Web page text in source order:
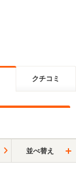
クチコミ
並べ替え